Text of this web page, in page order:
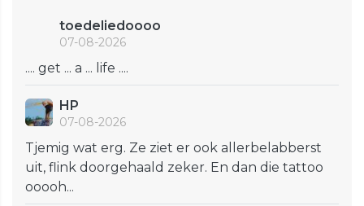
toedeliedoooo
07-08-2026
.... get ... a ... life ....
HP
07-08-2026
Tjemig wat erg. Ze ziet er ook allerbelabberst
uit, flink doorgehaald zeker. En dan die tattoo
ooooh...